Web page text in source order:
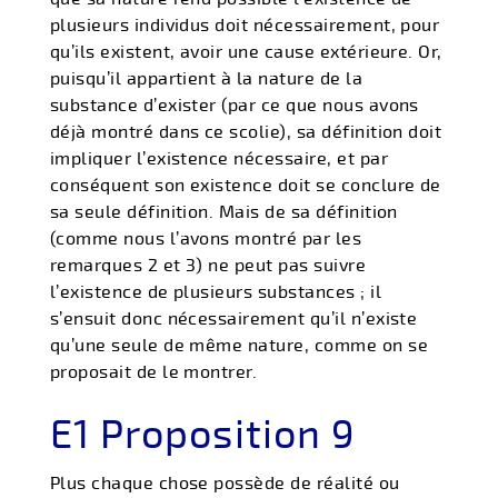
plusieurs individus doit nécessairement, pour
qu’ils existent, avoir une cause extérieure. Or,
puisqu’il appartient à la nature de la
substance d’exister (par ce que nous avons
déjà montré dans ce scolie), sa définition doit
impliquer l’existence nécessaire, et par
conséquent son existence doit se conclure de
sa seule définition. Mais de sa définition
(comme nous l’avons montré par les
remarques 2 et 3) ne peut pas suivre
l’existence de plusieurs substances ; il
s’ensuit donc nécessairement qu’il n’existe
qu’une seule de même nature, comme on se
proposait de le montrer.
E1 Proposition 9
Plus chaque chose possède de réalité ou